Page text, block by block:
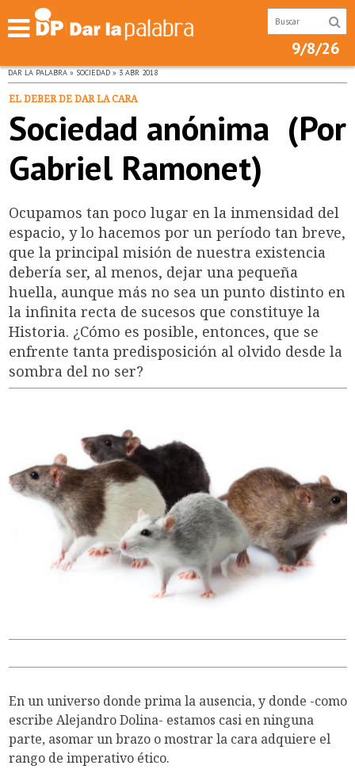
9/8/26
DAR LA PALABRA » SOCIEDAD » 3 ABR 2018
EL DEBER DE DAR LA CARA
Sociedad anónima (Por
Gabriel Ramonet)
Ocupamos tan poco lugar en la inmensidad del
espacio, y lo hacemos por un período tan breve,
que la principal misión de nuestra existencia
debería ser, al menos, dejar una pequeña
huella, aunque más no sea un punto distinto en
la infinita recta de sucesos que constituye la
Historia. ¿Cómo es posible, entonces, que se
enfrente tanta predisposición al olvido desde la
sombra del no ser?
En un universo donde prima la ausencia, y donde -como
escribe Alejandro Dolina- estamos casi en ninguna
parte, asomar un brazo o mostrar la cara adquiere el
rango de imperativo ético.